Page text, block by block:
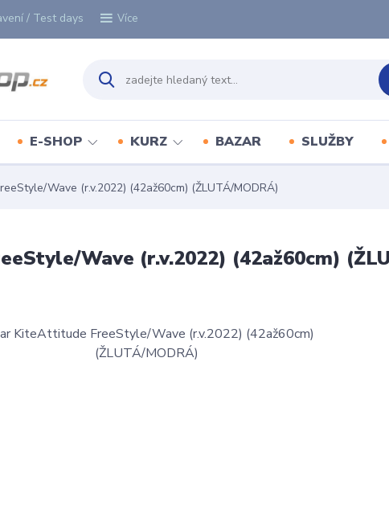
/ Test days Více
E-SHOP KURZ BAZAR SLUŽBY
Wave (r.v.2022) (42až60cm) (ŽLUTÁ/MODRÁ)
Wave (r.v.2022) (42až60cm)